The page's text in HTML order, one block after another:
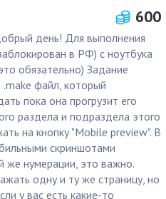
600
день! Для выполнения
в РФ) с ноутбука
обязательно) Задание
файл, который
пока она прогрузит его
раздела и подраздела этого
на кнопку "Mobile preview". В
скриншотами
же нумерации, это важно.
одну и ту же страницу, но
у вас есть какие-то